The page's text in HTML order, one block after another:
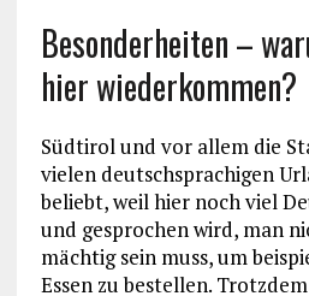
Besonderheiten –
hier wiederkommen?
Südtirol und vor allem die
vielen deutschsprachigen
beliebt, weil hier noch viel
und gesprochen wird, man
mächtig sein muss, um
Essen zu bestellen.